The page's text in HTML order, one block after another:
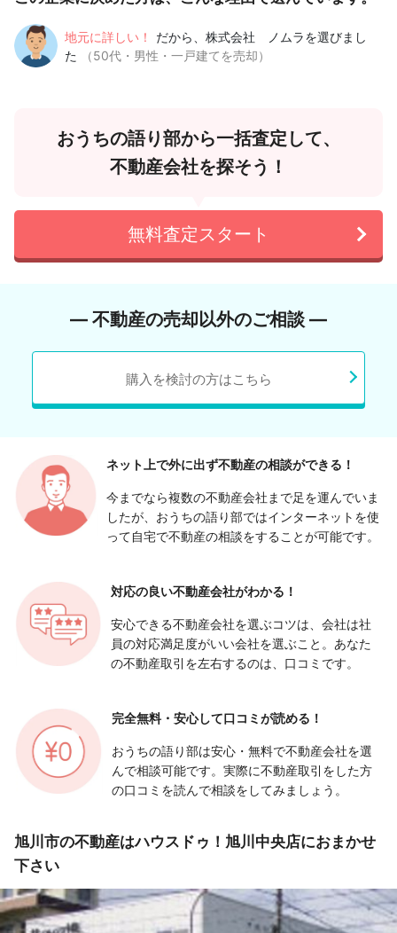
地元に詳しい！
だから、株式会社 ノムラを選びまし
た
（50代・男性・一戸建てを売却）
おうちの語り部から一括査定して、
不動産会社を探そう！
無料査定スタート
― 不動産の売却以外のご相談 ―
購入を検討の方はこちら
ネット上で外に出ず不動産の相談ができる！
今までなら複数の不動産会社まで足を運んでいま
したが、おうちの語り部ではインターネットを使
って自宅で不動産の相談をすることが可能です。
対応の良い不動産会社がわかる！
安心できる不動産会社を選ぶコツは、会社は社
員の対応満足度がいい会社を選ぶこと。あなた
の不動産取引を左右するのは、口コミです。
完全無料・安心して口コミが読める！
おうちの語り部は安心・無料で不動産会社を選
んで相談可能です。実際に不動産取引をした方
の口コミを読んで相談をしてみましょう。
旭川市の不動産はハウスドゥ！旭川中央店におまかせ
下さい